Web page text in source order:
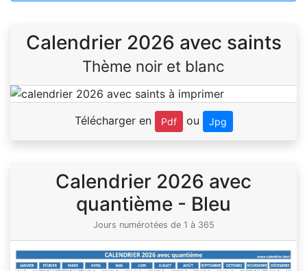
Calendrier 2026 avec saints
Thème noir et blanc
Télécharger en Pdf ou Jpg
Calendrier 2026 avec
quantième - Bleu
Jours numérotées de 1 à 365